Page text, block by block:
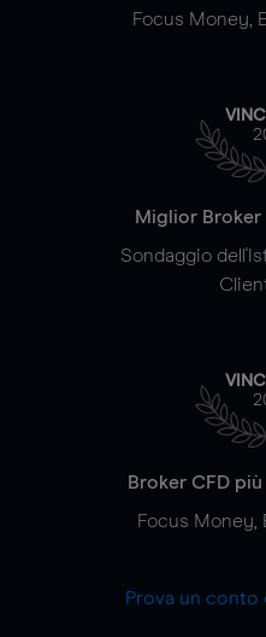
Focus Money,
Miglior Broker
Sondaggio
Broker CFD
Focus Money,
Prova un